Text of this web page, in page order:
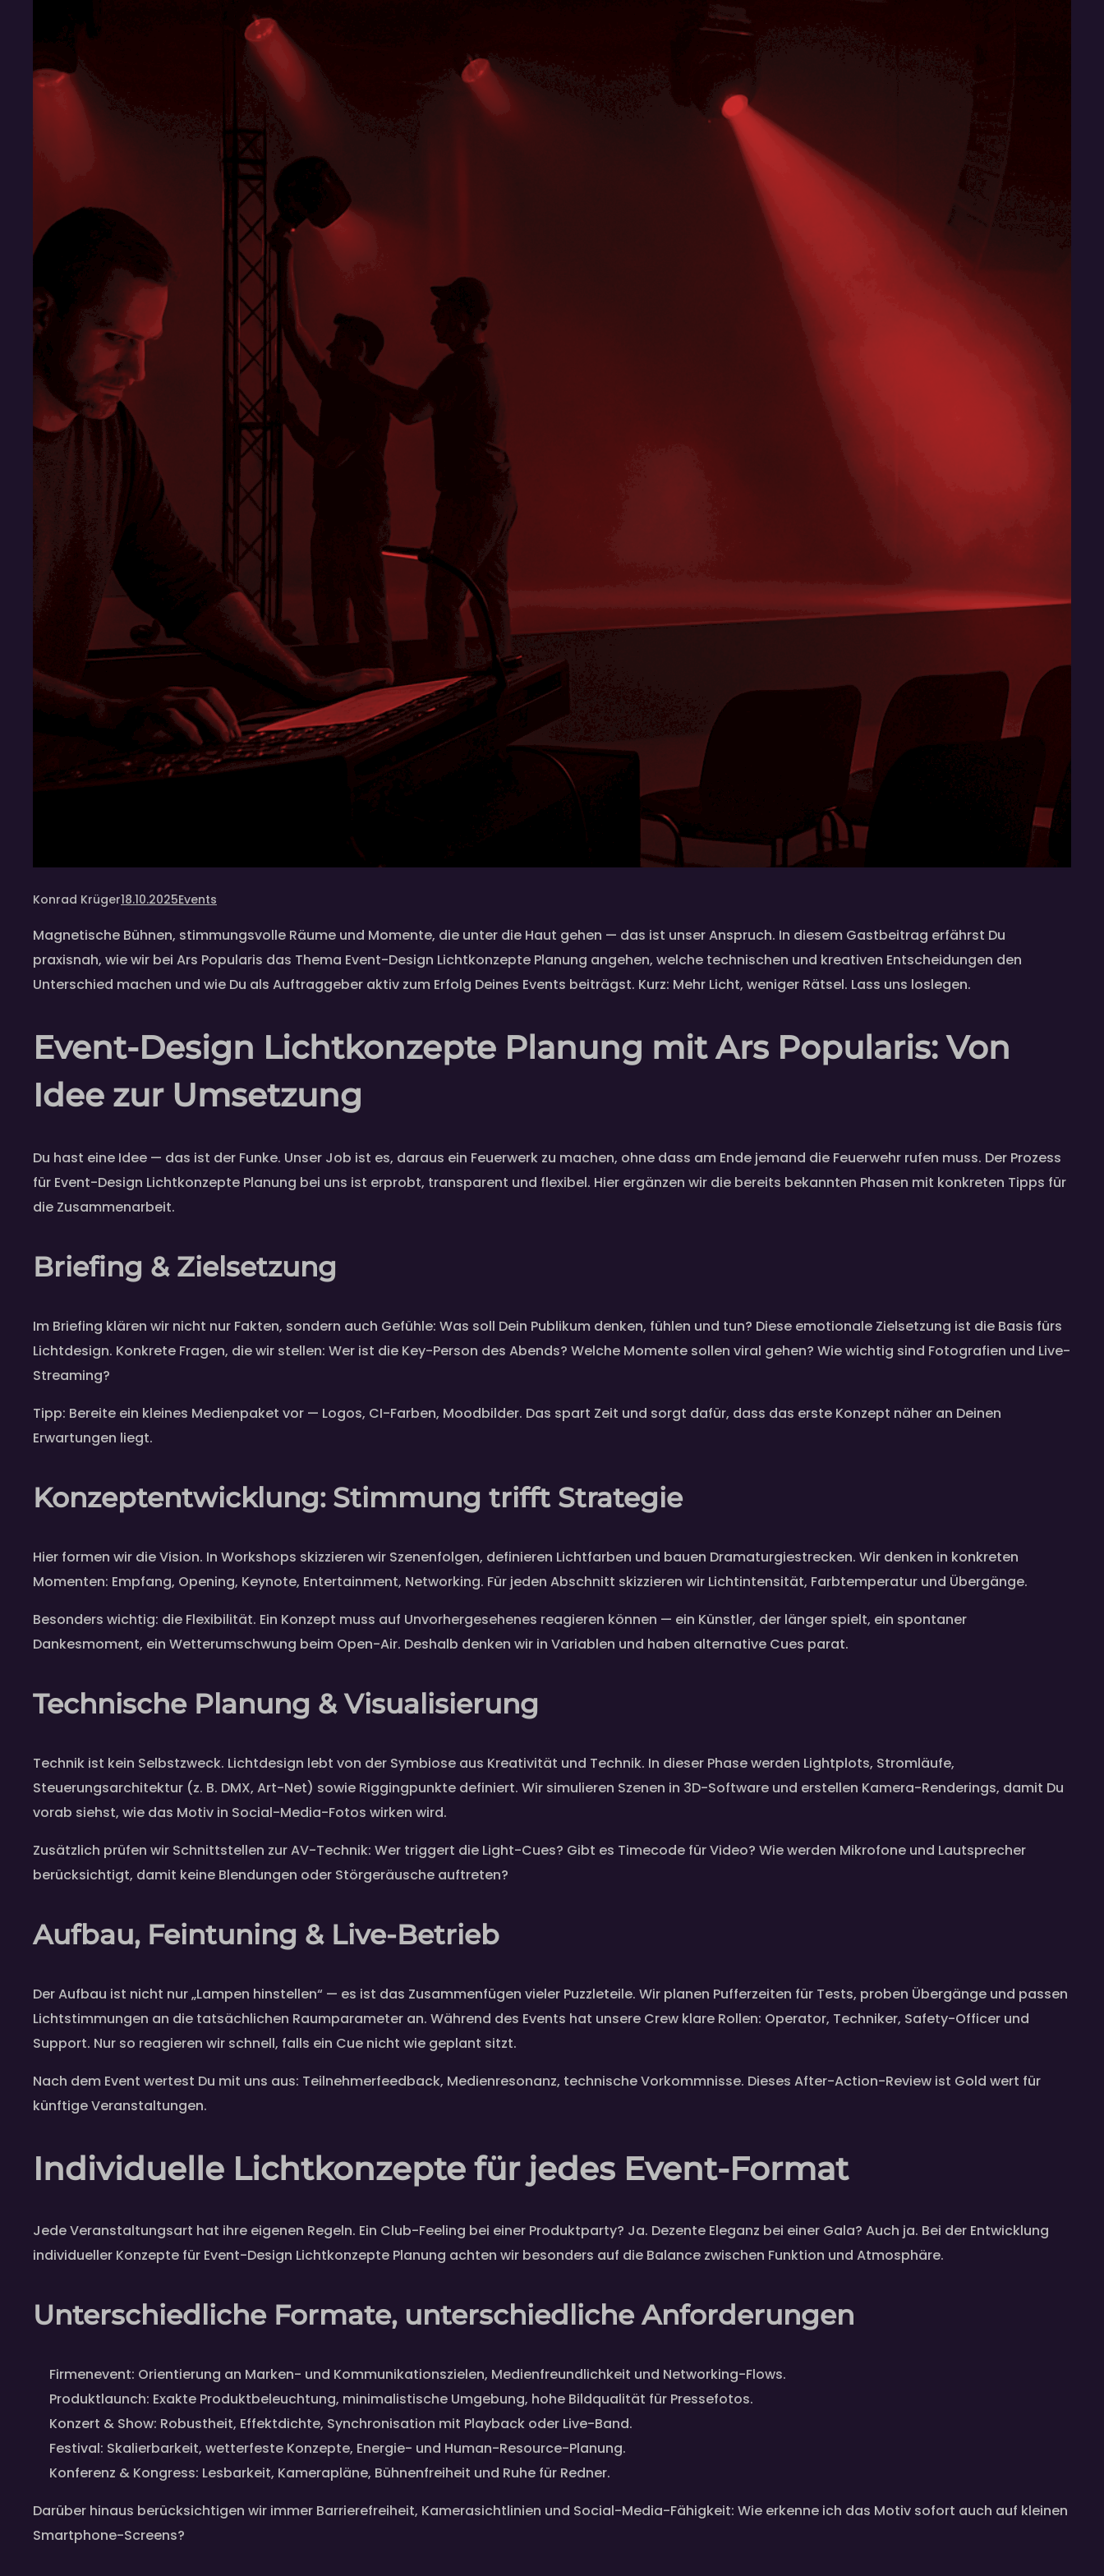
Konrad Krüger18.10.2025Events
Magnetische Bühnen, stimmungsvolle Räume und Momente, die unter die Haut gehen — das ist unser Anspruch. In diesem Gastbeitrag erfährst Du
praxisnah, wie wir bei Ars Popularis das Thema Event-Design Lichtkonzepte Planung angehen, welche technischen und kreativen Entscheidungen den
Unterschied machen und wie Du als Auftraggeber aktiv zum Erfolg Deines Events beiträgst. Kurz: Mehr Licht, weniger Rätsel. Lass uns loslegen.
Event-Design Lichtkonzepte Planung mit Ars Popularis: Von
Idee zur Umsetzung
Du hast eine Idee — das ist der Funke. Unser Job ist es, daraus ein Feuerwerk zu machen, ohne dass am Ende jemand die Feuerwehr rufen muss. Der Prozess
für Event-Design Lichtkonzepte Planung bei uns ist erprobt, transparent und flexibel. Hier ergänzen wir die bereits bekannten Phasen mit konkreten Tipps für
die Zusammenarbeit.
Briefing & Zielsetzung
Im Briefing klären wir nicht nur Fakten, sondern auch Gefühle: Was soll Dein Publikum denken, fühlen und tun? Diese emotionale Zielsetzung ist die Basis fürs
Lichtdesign. Konkrete Fragen, die wir stellen: Wer ist die Key-Person des Abends? Welche Momente sollen viral gehen? Wie wichtig sind Fotografien und Live-
Streaming?
Tipp: Bereite ein kleines Medienpaket vor — Logos, CI-Farben, Moodbilder. Das spart Zeit und sorgt dafür, dass das erste Konzept näher an Deinen
Erwartungen liegt.
Konzeptentwicklung: Stimmung trifft Strategie
Hier formen wir die Vision. In Workshops skizzieren wir Szenenfolgen, definieren Lichtfarben und bauen Dramaturgiestrecken. Wir denken in konkreten
Momenten: Empfang, Opening, Keynote, Entertainment, Networking. Für jeden Abschnitt skizzieren wir Lichtintensität, Farbtemperatur und Übergänge.
Besonders wichtig: die Flexibilität. Ein Konzept muss auf Unvorhergesehenes reagieren können — ein Künstler, der länger spielt, ein spontaner
Dankesmoment, ein Wetterumschwung beim Open-Air. Deshalb denken wir in Variablen und haben alternative Cues parat.
Technische Planung & Visualisierung
Technik ist kein Selbstzweck. Lichtdesign lebt von der Symbiose aus Kreativität und Technik. In dieser Phase werden Lightplots, Stromläufe,
Steuerungsarchitektur (z. B. DMX, Art-Net) sowie Riggingpunkte definiert. Wir simulieren Szenen in 3D-Software und erstellen Kamera-Renderings, damit Du
vorab siehst, wie das Motiv in Social-Media-Fotos wirken wird.
Zusätzlich prüfen wir Schnittstellen zur AV-Technik: Wer triggert die Light-Cues? Gibt es Timecode für Video? Wie werden Mikrofone und Lautsprecher
berücksichtigt, damit keine Blendungen oder Störgeräusche auftreten?
Aufbau, Feintuning & Live-Betrieb
Der Aufbau ist nicht nur „Lampen hinstellen“ — es ist das Zusammenfügen vieler Puzzleteile. Wir planen Pufferzeiten für Tests, proben Übergänge und passen
Lichtstimmungen an die tatsächlichen Raumparameter an. Während des Events hat unsere Crew klare Rollen: Operator, Techniker, Safety-Officer und
Support. Nur so reagieren wir schnell, falls ein Cue nicht wie geplant sitzt.
Nach dem Event wertest Du mit uns aus: Teilnehmerfeedback, Medienresonanz, technische Vorkommnisse. Dieses After-Action-Review ist Gold wert für
künftige Veranstaltungen.
Individuelle Lichtkonzepte für jedes Event-Format
Jede Veranstaltungsart hat ihre eigenen Regeln. Ein Club-Feeling bei einer Produktparty? Ja. Dezente Eleganz bei einer Gala? Auch ja. Bei der Entwicklung
individueller Konzepte für Event-Design Lichtkonzepte Planung achten wir besonders auf die Balance zwischen Funktion und Atmosphäre.
Unterschiedliche Formate, unterschiedliche Anforderungen
Firmenevent: Orientierung an Marken- und Kommunikationszielen, Medienfreundlichkeit und Networking-Flows.
Produktlaunch: Exakte Produktbeleuchtung, minimalistische Umgebung, hohe Bildqualität für Pressefotos.
Konzert & Show: Robustheit, Effektdichte, Synchronisation mit Playback oder Live-Band.
Festival: Skalierbarkeit, wetterfeste Konzepte, Energie- und Human-Resource-Planung.
Konferenz & Kongress: Lesbarkeit, Kamerapläne, Bühnenfreiheit und Ruhe für Redner.
Darüber hinaus berücksichtigen wir immer Barrierefreiheit, Kamerasichtlinien und Social-Media-Fähigkeit: Wie erkenne ich das Motiv sofort auch auf kleinen
Smartphone-Screens?